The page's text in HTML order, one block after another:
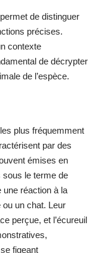
de distinguer
précises.
contexte
de décrypter
de l’espèce.
plus fréquemment
par des
émises en
sous le terme de
réaction à la
ou un chat. Leur
perçue, et l’écureuil
figeant